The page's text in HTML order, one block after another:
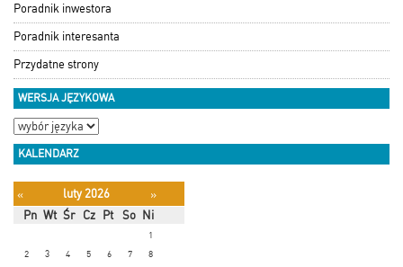
Poradnik inwestora
Poradnik interesanta
Przydatne strony
WERSJA JĘZYKOWA
KALENDARZ
« luty 2026
»
Pn Wt Śr Cz Pt So Ni
1
2
3 4 5 6 7 8